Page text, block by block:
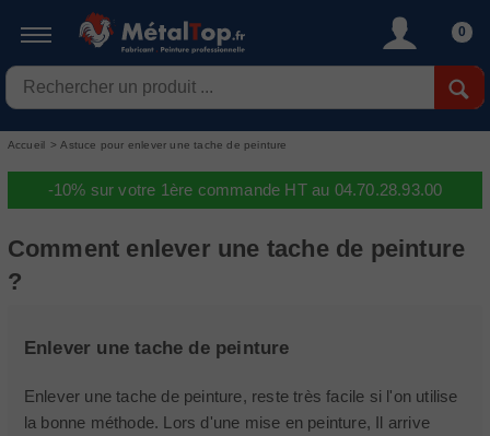
0
Accueil > Astuce pour enlever une tache de peinture
-10% sur votre 1ère commande HT au 04.70.28.93.00
Comment enlever une tache de peinture
?
Enlever une tache de peinture
Enlever une tache de peinture, reste très facile si l'on utilise
la bonne méthode. Lors d'une mise en peinture, Il arrive